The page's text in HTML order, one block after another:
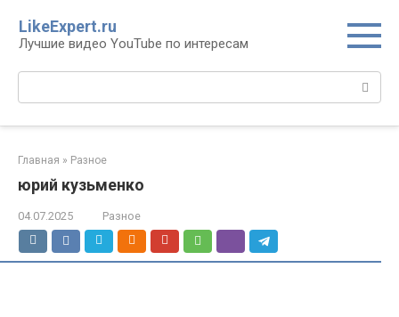
контенту
LikeExpert.ru
Лучшие видео YouTube по интересам
Главная » Разное
юрий кузьменко
04.07.2025 Разное